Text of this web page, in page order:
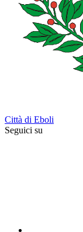
Città di Eboli
Seguici su